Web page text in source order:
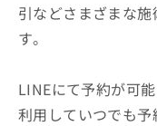
引などさまざまな
す。
LINEにて予約が可
利用していつでも予